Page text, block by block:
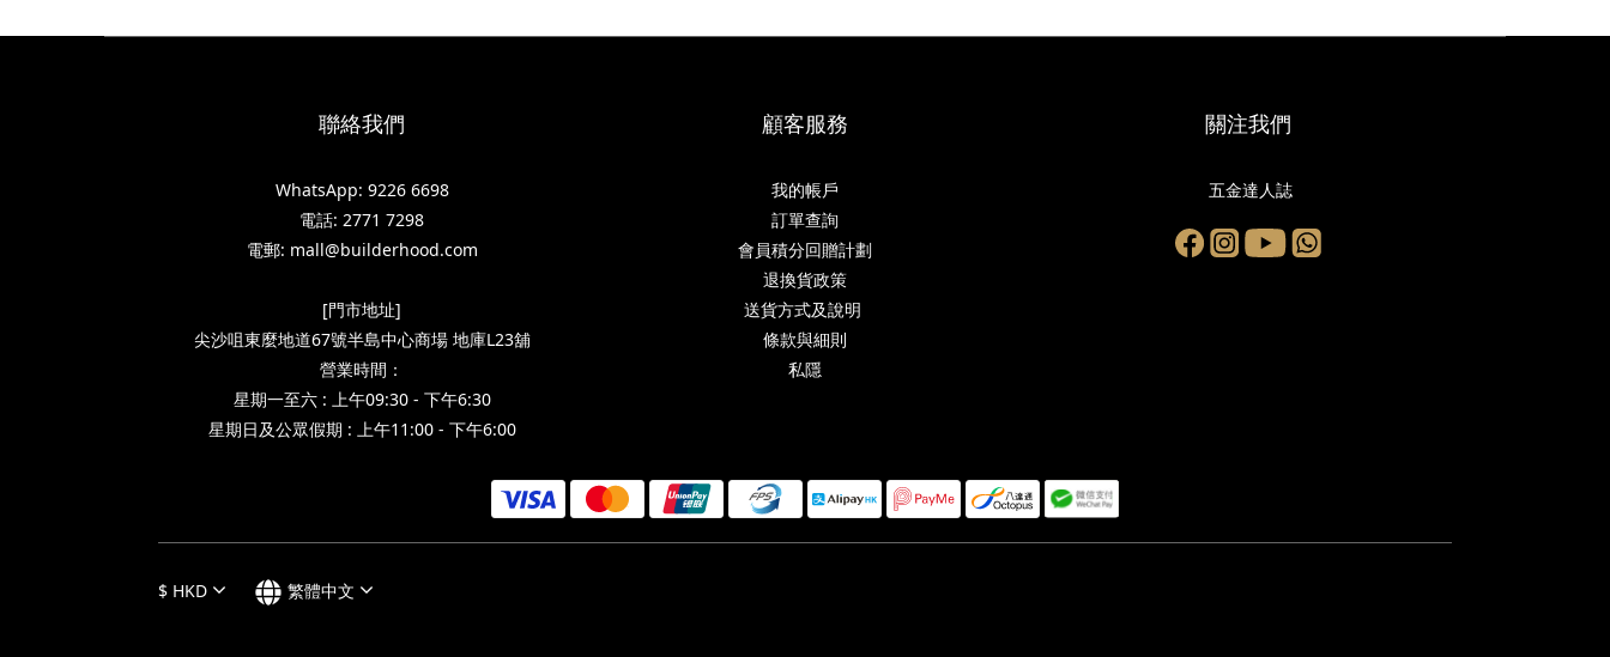
聯絡我們
WhatsApp: 9226 6698
電話: 2771 7298
電郵: mall@builderhood.com
[門市地址]
尖沙咀東麼地道67號半島中心商場 地庫L23舖
營業時間：
星期一至六 : 上午09:30 - 下午6:30
星期日及公眾假期 : 上午11:00 - 下午6:00
顧客服務
我的帳戶
訂單查詢
會員積分回贈計劃
退換貨政策
送貨方式及說明
條款與細則
私隱
關注我們
五金達人誌
$ HKD 繁體中文